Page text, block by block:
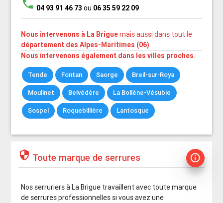
phone 04 93 91 46 73 ou 06 35 59 22 09
Nous intervenons à La Briguemais aussi dans tout le
département des Alpes-Maritimes (06).
Nous intervenons également dans les villes proches.
Tende Fontan Saorge Breil-sur-Roya
Moulinet Belvédère La Bollène-Vésubie
Sospel Roquebillière Lantosque
security Toute marque de serrures info_outline
Nos serruriers à La Brigue travaillent avec toute marque
de serrures professionnelles si vous avez une